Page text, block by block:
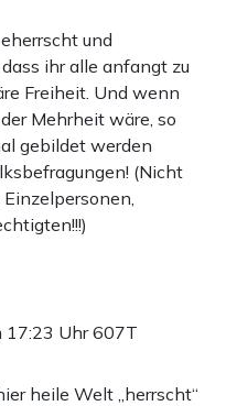
und
ihr alle anfangt zu
Freiheit. Und wenn
Mehrheit wäre, so
gebildet werden
(Nicht
17:23 Uhr607T
heile Welt „herrscht“